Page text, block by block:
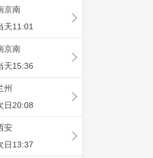
京南
天11:01
京南
天15:36
州
日20:08
安
日13:37